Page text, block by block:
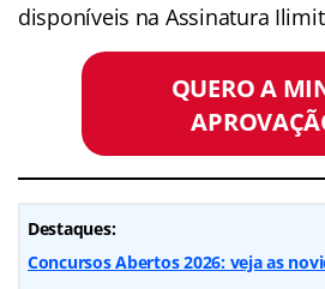
disponíveis na Assinatura
QUERO A
Destaques:
Concursos Abertos 2026: veja as